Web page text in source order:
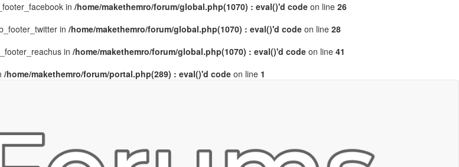
in /home/makethemro/forum/global.php(1070) : eval()'d code on line 26
in /home/makethemro/forum/global.php(1070) : eval()'d code on line 28
in /home/makethemro/forum/global.php(1070) : eval()'d codeon line 41
/home/makethemro/forum/portal.php(289) : eval()'d codeon line 1